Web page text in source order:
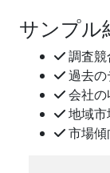
サンプル
調査
過去
会社
地域
市場